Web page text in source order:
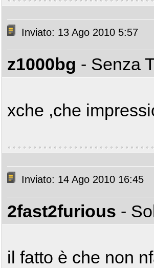
Inviato: 13 Ago 2010 5:57
z1000bg - Senza
xche ,che
Inviato: 14 Ago 2010 16:45
2fast2furious -
il fatto è che non